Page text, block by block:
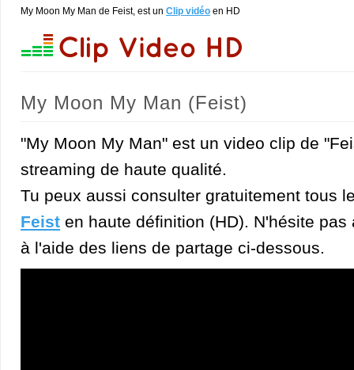
My Moon My Man de Feist, est un Clip vidéo en HD
My Moon My Man (Feist)
"My Moon My Man" est un video clip de
streaming de haute qualité.
Tu peux aussi consulter gratuitement tous
Feist en haute définition (HD). N'hésite
à l'aide des liens de partage ci-dessous.